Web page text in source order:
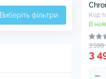
Виберіть фільтри
Код
В
3 599
3